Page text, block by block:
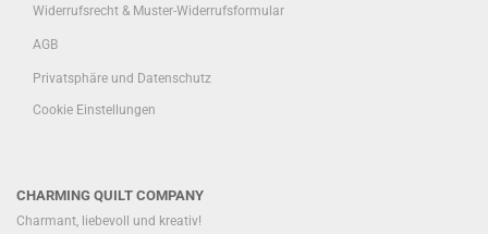
Widerrufsrecht & Muster-Widerrufsformular
AGB
Privatsphäre und Datenschutz
Cookie Einstellungen
CHARMING QUILT COMPANY
Charmant, liebevoll und kreativ!